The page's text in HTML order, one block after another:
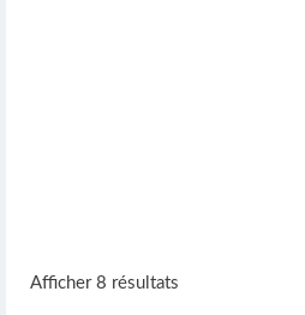
Afficher 8 résultats